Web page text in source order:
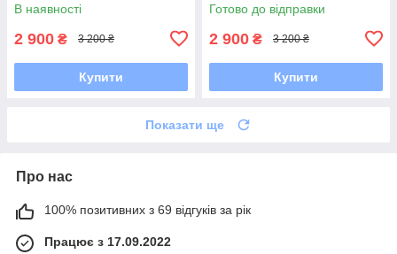
В наявності
2 900 ₴ 3 200 ₴
Купити
Готово до відправки
2 900 ₴ 3 200 ₴
Купити
Показати ще
Про нас
100% позитивних з 69 відгуків за рік
Працює з 17.09.2022